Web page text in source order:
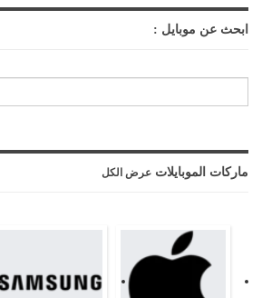
ابحث عن موبايل :
ماركات الموبايلات عرض الكل